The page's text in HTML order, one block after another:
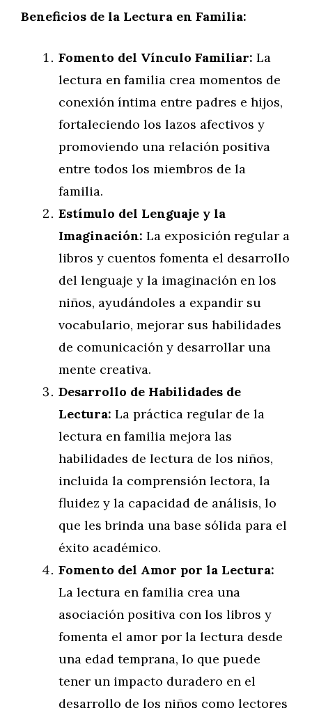
Beneficios de la Lectura en Familia:
Fomento del Vínculo Familiar: La
lectura en familia crea momentos de
conexión íntima entre padres e hijos,
fortaleciendo los lazos afectivos y
promoviendo una relación positiva
entre todos los miembros de la
familia.
Estímulo del Lenguaje y la
Imaginación: La exposición regular a
libros y cuentos fomenta el desarrollo
del lenguaje y la imaginación en los
niños, ayudándoles a expandir su
vocabulario, mejorar sus habilidades
de comunicación y desarrollar una
mente creativa.
Desarrollo de Habilidades de
Lectura: La práctica regular de la
lectura en familia mejora las
habilidades de lectura de los niños,
incluida la comprensión lectora, la
fluidez y la capacidad de análisis, lo
que les brinda una base sólida para el
éxito académico.
Fomento del Amor por la Lectura:
La lectura en familia crea una
asociación positiva con los libros y
fomenta el amor por la lectura desde
una edad temprana, lo que puede
tener un impacto duradero en el
desarrollo de los niños como lectores